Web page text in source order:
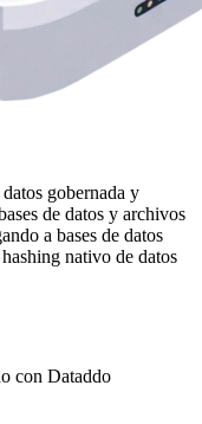
gobernada y
de datos y archivos
a bases de datos
nativo de datos
con Dataddo